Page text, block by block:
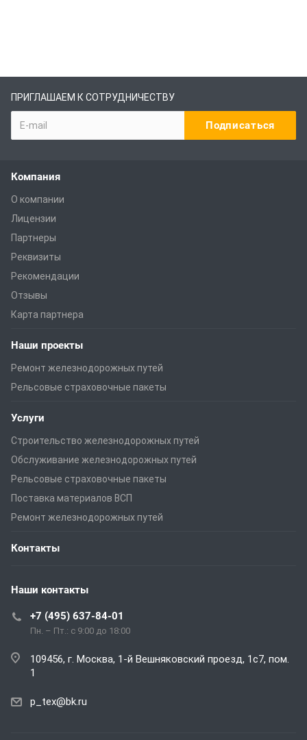
ПРИГЛАШАЕМ К СОТРУДНИЧЕСТВУ
Компания
О компании
Лицензии
Партнеры
Реквизиты
Рекомендации
Отзывы
Карта партнера
Наши проекты
Ремонт железнодорожных путей
Рельсовые страховочные пакеты
Услуги
Строительство железнодорожных путей
Обслуживание железнодорожных путей
Рельсовые страховочные пакеты
Поставка материалов ВСП
Ремонт железнодорожных путей
Контакты
Наши контакты
+7 (495) 637-84-01
Пн. – Пт.: с 9:00 до 18:00
109456, г. Москва, 1-й Вешняковский проезд, 1с7, пом.
1
p_tex@bk.ru